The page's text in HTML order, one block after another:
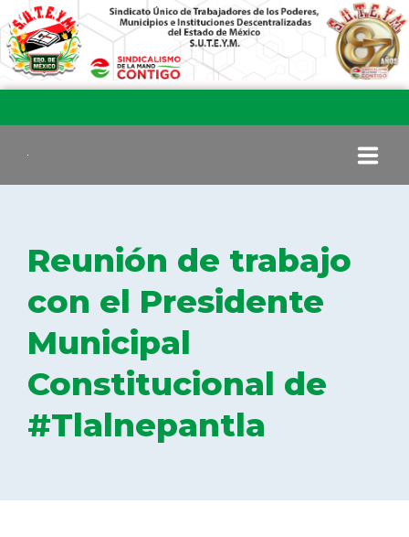
COMITÉ EJECUTIVO
COMISIÓN DE VIGILANCIA
SECCIONES
Reunión de trabajo
con el Presidente
Municipal
Constitucional de
#Tlalnepantla